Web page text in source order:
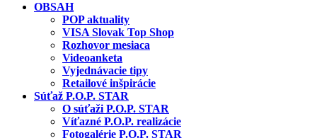
OBSAH
POP aktuality
VISA Slovak Top Shop
Rozhovor mesiaca
Videoanketa
Vyjednávacie tipy
Retailové inšpirácie
Súťaž P.O.P. STAR
O súťaži P.O.P. STAR
Víťazné P.O.P. realizácie
Fotogalérie P.O.P. STAR